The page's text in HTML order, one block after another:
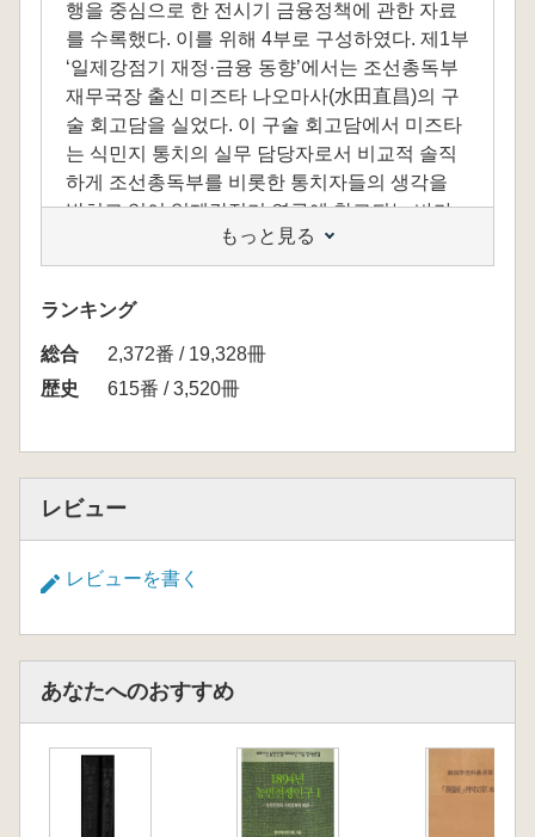
행을 중심으로 한 전시기 금융정책에 관한 자료
를 수록했다. 이를 위해 4부로 구성하였다. 제1부
‘일제강점기 재정·금융 동향’에서는 조선총독부
재무국장 출신 미즈타 나오마사(水田直昌)의 구
술 회고담을 실었다. 이 구술 회고담에서 미즈타
는 식민지 통치의 실무 담당자로서 비교적 솔직
하게 조선총독부를 비롯한 통치자들의 생각을
밝히고 있어 일제강점기 연구에 참고되는 바가
많을 것으로 기대한다. 제2부 ‘전시기 금융과 재
정’에서는 조선금융단 발회식 기사와 상설전시
경제간화회가 펴낸 『조선경제통제문답』(東洋
經濟新報社京城支局, 1941) 중 물가 관련 부분만
발췌해 번역했다. 제3부 ‘전시기 자금 동원 관련
문서’에서는 전시 자금 동원을 위한 강제저축과
본은행 조사국에서 편찬한 『전시금융통제의 전
발행제도 관련 자료로서 도쿄대학 경제학부도서
제도 개정의 건(朝鮮銀行券臺灣銀行券發行制度
料』 제5권) 중 일부를 번역하여 수록, 세 번째로
『선만 국경지대의 국폐 문제와 만주국 내에서
의 선은권 퇴장 사정(鮮滿國境地帶の國幣問題と
滿洲國內に於ける鮮銀券退藏事情)』(1944.9)을
もっと見る
ランキング
総合
2,372番 / 19,328冊
歴史
615番 / 3,520冊
レビュー
レビューを書く
あなたへのおすすめ